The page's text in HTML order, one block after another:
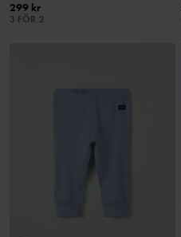
299 kr
3 FÖR 2